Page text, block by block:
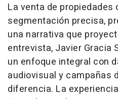
La venta de propiedades
segmentación precisa,
una narrativa que
entrevista, Javier Gracia
un enfoque integral con
audiovisual y campañas
diferencia. La